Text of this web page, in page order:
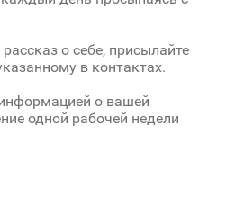
о себе, присылайте
в контактах.
о вашей
одной рабочей недели